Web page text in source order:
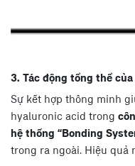
3. Tác động tổng thể
Sự kết hợp thông minh
hyaluronic acid trong
hệ thống “Bonding
trong ra ngoài. Hiệu quả